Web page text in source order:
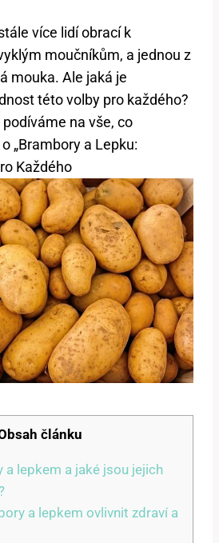
více lidí obrací k
moučníkům, a jednou z
mouka. Ale jaká je
této volby pro každého?
na vše, co
„Brambory a Lepku:
Každého
článku
a lepkem a jaké jsou jejich
a lepkem ovlivnit zdraví a